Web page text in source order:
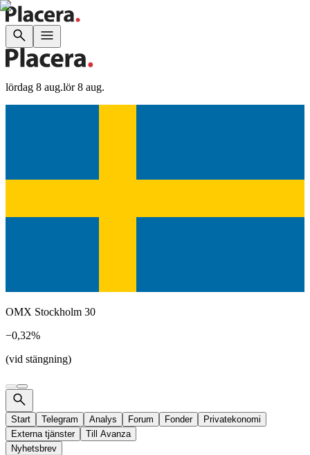
lördag 8 aug.lör 8 aug.
OMX Stockholm 30
−0,32%
(vid stängning)
Start Telegram Analys Forum Fonder
Privatekonomi
Externa tjänster
Till Avanza
Nyhetsbrev